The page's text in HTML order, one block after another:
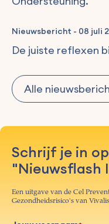
Nieuwsbericht - 08 juli
De juiste reflexen
Alle
Schrijf je in
"Nieuwsflash
Een uitgave van de Cel
Gezondheidsrisico's van